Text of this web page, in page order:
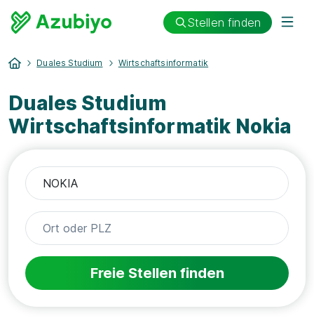
Stellen finden
Duales Studium Wirtschaftsinformatik
Duales Studium
Wirtschaftsinformatik Nokia
Freie Stellen finden